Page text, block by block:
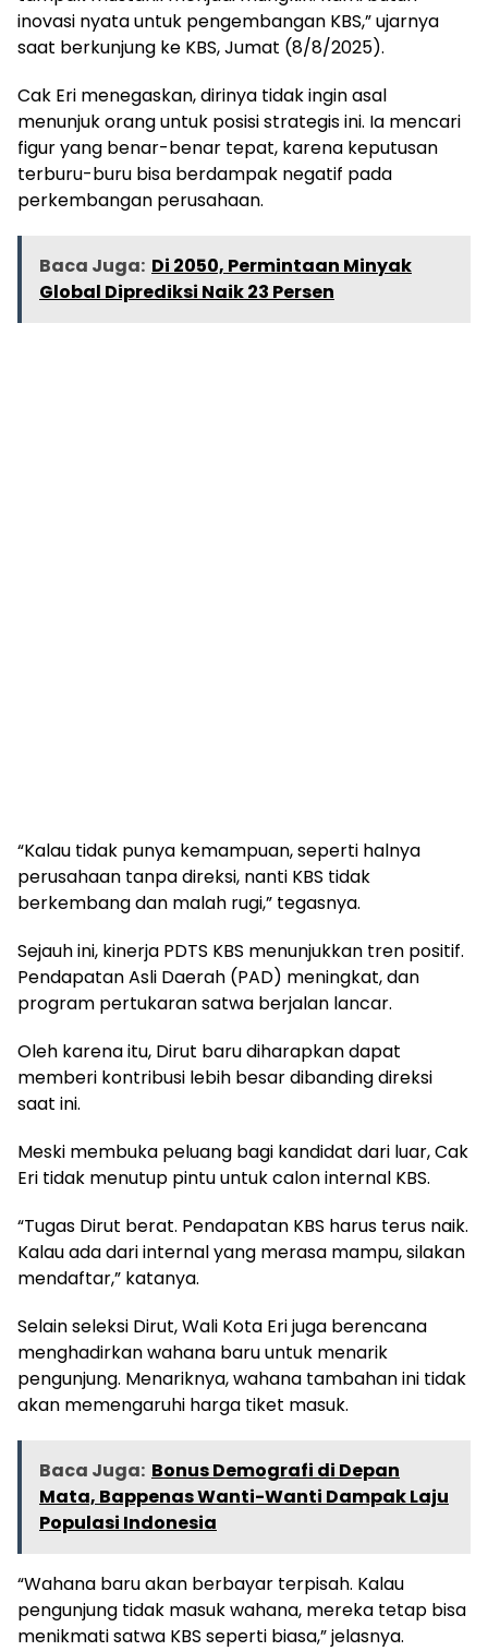
inovasi nyata untuk pengembangan KBS,” ujarnya
saat berkunjung ke KBS, Jumat (8/8/2025).
Cak Eri menegaskan, dirinya tidak ingin asal
menunjuk orang untuk posisi strategis ini. Ia mencari
figur yang benar-benar tepat, karena keputusan
terburu-buru bisa berdampak negatif pada
perkembangan perusahaan.
Baca Juga: Di 2050, Permintaan Minyak
Global Diprediksi Naik 23 Persen
“Kalau tidak punya kemampuan, seperti halnya
perusahaan tanpa direksi, nanti KBS tidak
berkembang dan malah rugi,” tegasnya.
Sejauh ini, kinerja PDTS KBS menunjukkan tren positif.
Pendapatan Asli Daerah (PAD) meningkat, dan
program pertukaran satwa berjalan lancar.
Oleh karena itu, Dirut baru diharapkan dapat
memberi kontribusi lebih besar dibanding direksi
saat ini.
Meski membuka peluang bagi kandidat dari luar, Cak
Eri tidak menutup pintu untuk calon internal KBS.
“Tugas Dirut berat. Pendapatan KBS harus terus naik.
Kalau ada dari internal yang merasa mampu, silakan
mendaftar,” katanya.
Selain seleksi Dirut, Wali Kota Eri juga berencana
menghadirkan wahana baru untuk menarik
pengunjung. Menariknya, wahana tambahan ini tidak
akan memengaruhi harga tiket masuk.
Baca Juga: Bonus Demografi di Depan
Mata, Bappenas Wanti-Wanti Dampak Laju
Populasi Indonesia
“Wahana baru akan berbayar terpisah. Kalau
pengunjung tidak masuk wahana, mereka tetap bisa
menikmati satwa KBS seperti biasa,” jelasnya.